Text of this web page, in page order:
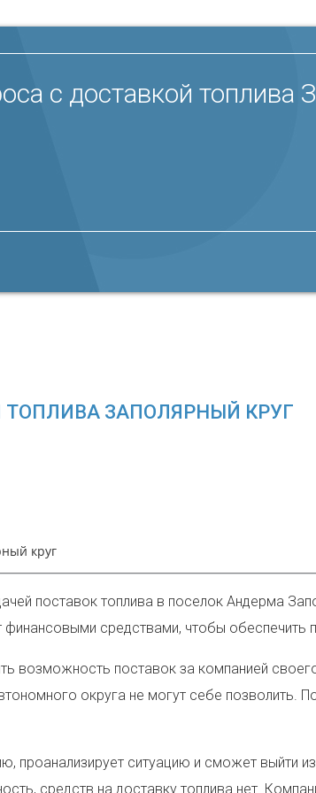
с доставкой топлива
ЗАПОЛЯРНЫЙ КРУГ
круг
поставок топлива в поселок Андерма
средствами, чтобы обеспечить
возможность поставок за компанией
округа не могут себе позволить.
проанализирует ситуацию и сможет выйти
средств на доставку топлива нет.